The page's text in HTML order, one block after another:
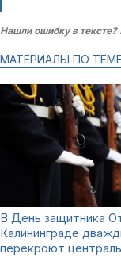
Нашли ошибку в тексте?
МАТЕРИАЛЫ ПО ТЕМЕ
В День защитника
Калининграде
перекроют